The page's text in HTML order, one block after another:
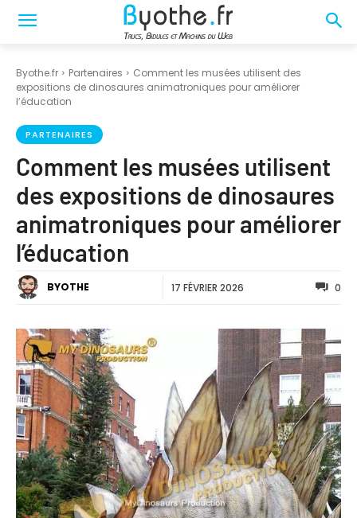
Byothe.fr Partenaires
Comment les musées utilisent des
expositions de dinosaures animatroniques pour améliorer
l’éducation
PARTENAIRES
Comment les musées utilisent
des expositions de dinosaures
animatroniques pour améliorer
l’éducation
BYOTHE 17 FÉVRIER 2026 0